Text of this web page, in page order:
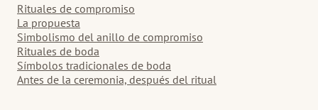
Rituales de compromiso
La propuesta
Simbolismo del anillo de compromiso
Rituales de boda
Símbolos tradicionales de boda
Antes de la ceremonia, después del ritual